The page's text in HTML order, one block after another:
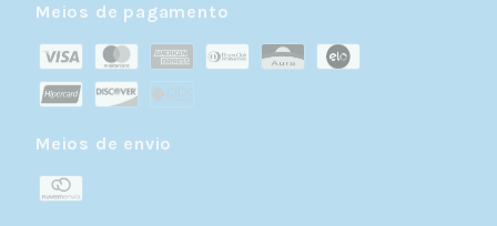
Meios de pagamento
Meios de envio